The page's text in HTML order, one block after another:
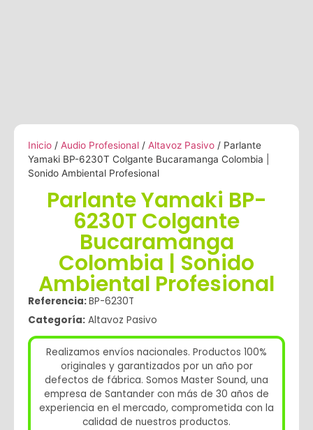
Inicio / Audio Profesional / Altavoz Pasivo / Parlante
Yamaki BP-6230T Colgante Bucaramanga Colombia |
Sonido Ambiental Profesional
Parlante Yamaki BP-
6230T Colgante
Bucaramanga
Colombia | Sonido
Ambiental Profesional
Referencia:BP-6230T
Categoría: Altavoz Pasivo
Realizamos envíos nacionales. Productos 100%
originales y garantizados por un año por
defectos de fábrica. Somos Master Sound, una
empresa de Santander con más de 30 años de
experiencia en el mercado, comprometida con la
calidad de nuestros productos.